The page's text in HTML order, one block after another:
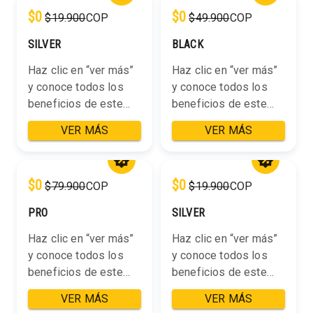
$0 $19.900COP
SILVER
Haz clic en “ver más”
y conoce todos los
beneficios de este
plan: Un (1) café gratis
diario TNC CLUB o
en cafetería TNC
CLUB o RUN Grupo de
WhatsApp TNC PRIME
Primer mes de
suscripción GRATIS!
VER MÁS
$0 $49.900COP
BLACK
Haz clic en “ver más”
y conoce todos los
beneficios de este
plan: Un (1) café gratis
diario TNC CLUB o
en Cafetería TNC
CLUB o RUN 20% off
en Marca Propia
&amp; Merch TNC
Precio Lanzamiento
en Carreras TNC
Grupo de WhatsApp
TNC PRIME Primer
mes de suscripción
VER MÁS
$0 $79.900COP
PRO
Haz clic en “ver más”
y conoce todos los
beneficios de este
plan: Un (1) café gratis
diario TNC CLUB o
VER MÁS
$0 $19.900COP
SILVER
Haz clic en “ver más”
y conoce todos los
beneficios de este
plan: Un (1) café gratis
diario TNC CLUB o
VER MÁS